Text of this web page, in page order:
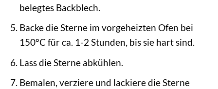
belegtes Backblech.
Backe die Sterne im vorgeheizten Ofen bei
150°C für ca. 1-2 Stunden, bis sie hart sind.
Lass die Sterne abkühlen.
Bemalen, verziere und lackiere die Sterne